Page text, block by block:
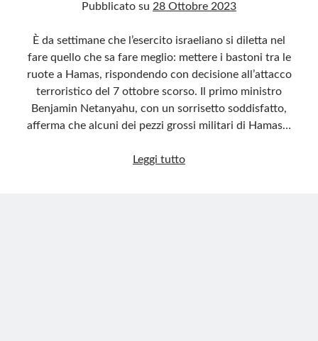
Pubblicato su 28 Ottobre 2023
È da settimane che l’esercito israeliano si diletta nel
fare quello che sa fare meglio: mettere i bastoni tra le
ruote a Hamas, rispondendo con decisione all’attacco
terroristico del 7 ottobre scorso. Il primo ministro
Benjamin Netanyahu, con un sorrisetto soddisfatto,
afferma che alcuni dei pezzi grossi militari di Hamas…
Leggi tuttoLa